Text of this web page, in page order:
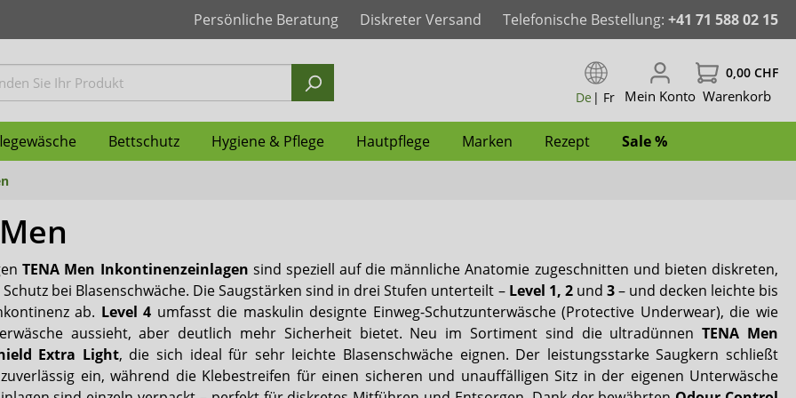
Persönliche Beratung Diskreter Versand Telefonische Bestellung: +41 71 588 02 15
De | Fr Mein Konto
0,00 CHF
Warenkorb
Bettschutz Hygiene & Pflege Hautpflege Marken Rezept Sale %
Unterhosen Vlieswindeln Windeln mit Folie
XXL Produkte Fixierhosen & Netzhosen
Bademode
Frauen
Vorlagen Schutzhosen PVC & PU Inkontinenz-Bademode für Frauen
Männer
PVC & PU Männer Fixierhosen & Netzhosen für Männer Inkontinenz-Bademode für Männer
Zubehör Penisklemmen
grosse Kinder
Ess Schürzen & Lätzchen Hüftprotektoren
Einweg
Taschen WCs Anti-Dekubitus
Shampoo Reinigungsschaum
Attends iD
Ontex Dailee
Medintim Janibell
TENA Men Inkontinenzeinlagen sind speziell auf die männliche Anatomie zugeschnitten und bieten diskreten,
bei Blasenschwäche. Die Saugstärken sind in drei Stufen unterteilt – Level 1, 2und 3– und decken leichte bis
ab. Level 4 umfasst die maskulin designte Einweg-Schutzunterwäsche (Protective Underwear), die wie
aussieht, aber deutlich mehr Sicherheit bietet. Neu im Sortiment sind die ultradünnenTENA Men
Extra Light, die sich ideal für sehr leichte Blasenschwäche eignen. Der leistungsstarke Saugkern schließt
zuverlässig ein, während die Klebestreifen für einen sicheren und unauffälligen Sitz in der eigenen Unterwäsche